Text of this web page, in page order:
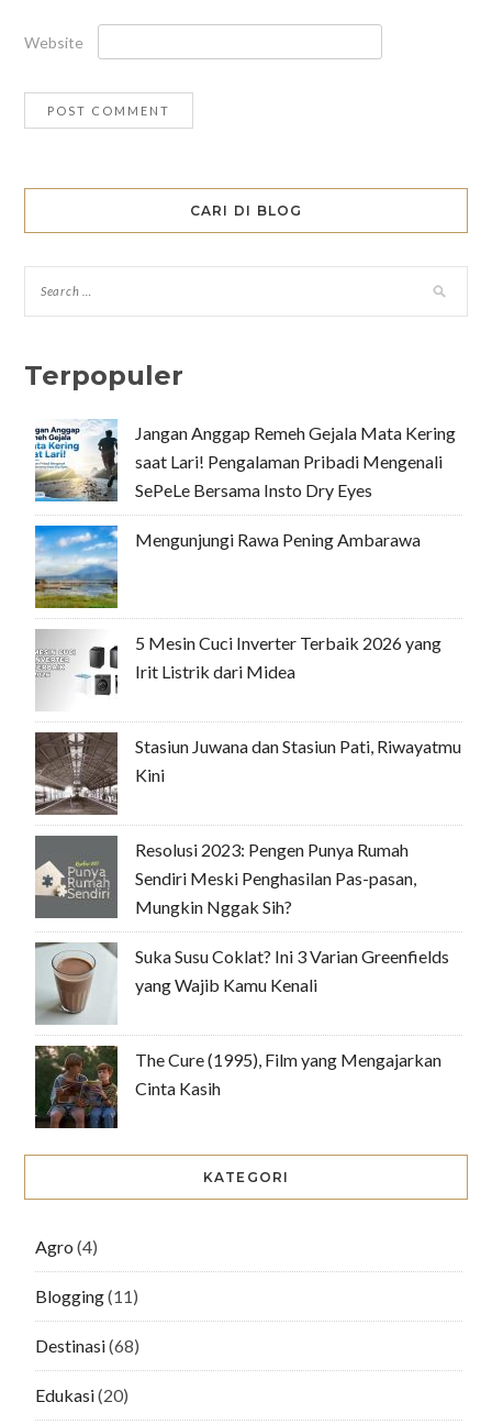
Website
CARI DI BLOG
Terpopuler
Jangan Anggap Remeh Gejala Mata Kering
saat Lari! Pengalaman Pribadi Mengenali
SePeLe Bersama Insto Dry Eyes
Mengunjungi Rawa Pening Ambarawa
5 Mesin Cuci Inverter Terbaik 2026 yang
Irit Listrik dari Midea
Stasiun Juwana dan Stasiun Pati, Riwayatmu
Kini
Resolusi 2023: Pengen Punya Rumah
Sendiri Meski Penghasilan Pas-pasan,
Mungkin Nggak Sih?
Suka Susu Coklat? Ini 3 Varian Greenfields
yang Wajib Kamu Kenali
The Cure (1995), Film yang Mengajarkan
Cinta Kasih
KATEGORI
Agro (4)
Blogging(11)
Destinasi(68)
Edukasi(20)